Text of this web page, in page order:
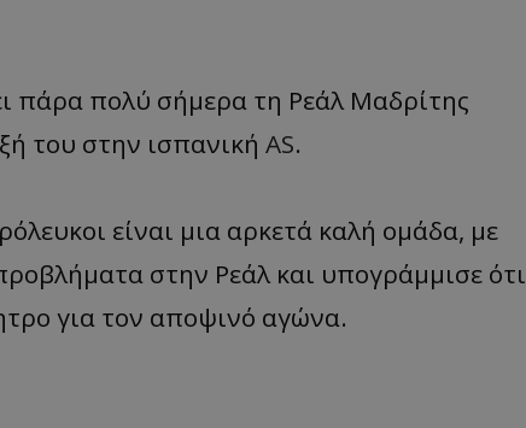
πάρα πολύ σήμερα τη Ρεάλ Μαδρίτης
του στην ισπανική AS.
είναι μια αρκετά καλή ομάδα, με
στην Ρεάλ και υπογράμμισε ότι
για τον αποψινό αγώνα.